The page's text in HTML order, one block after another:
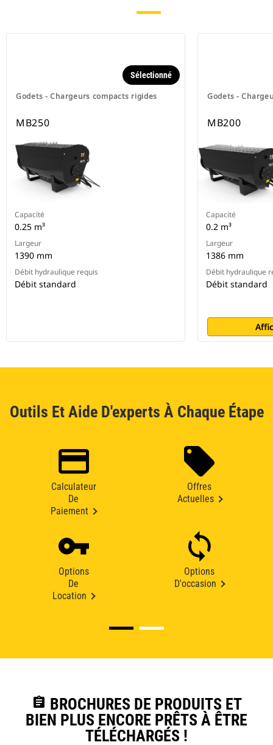
Godets - Chargeurs compacts rigides
Sélectionné
MB250
Capacité
0.25 m³
Largeur
1390 mm
Débit hydraulique requis
Débit standard
Godets -
MB200
Capacité
0.2 m³
Largeur
1386 mm
Débit hydraulique
Débit standard
Outils Et Aide D'experts À Chaque Étape
Calculateur
De
Paiement
Offres
Actuelles
Options
De
Location
Options
D'occasion
assignment BROCHURES DE PRODUITS ET
BIEN PLUS ENCORE PRÊTS À ÊTRE
TÉLÉCHARGÉS !